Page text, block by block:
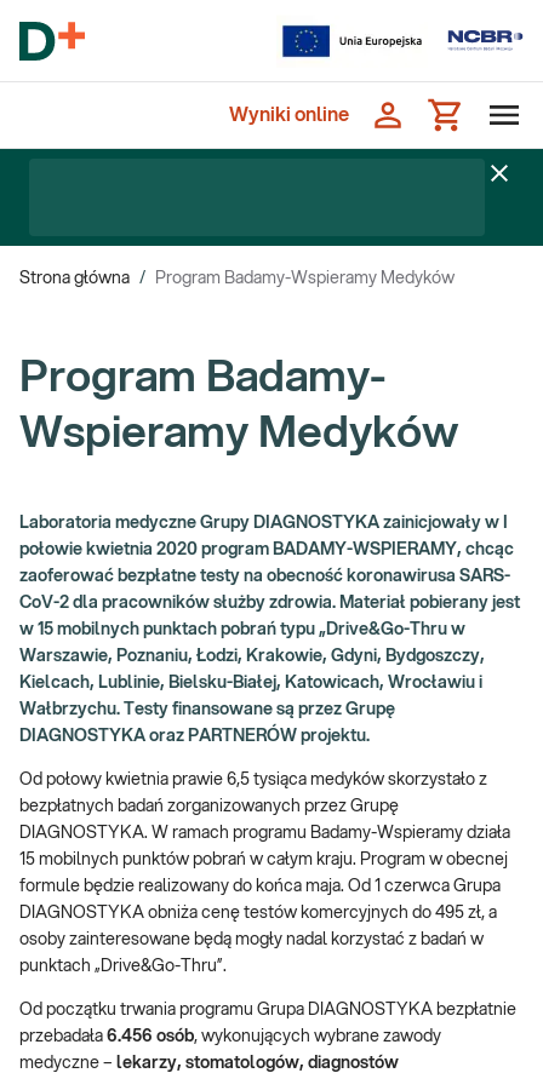
Wyniki online
Strona główna / Program Badamy-Wspieramy Medyków
Program Badamy-
Wspieramy Medyków
Laboratoria medyczne Grupy DIAGNOSTYKA zainicjowały w I
połowie kwietnia 2020 program BADAMY-WSPIERAMY, chcąc
zaoferować bezpłatne testy na obecność koronawirusa SARS-
CoV-2 dla pracowników służby zdrowia. Materiał pobierany jest
w 15 mobilnych punktach pobrań typu „Drive&Go-Thru w
Warszawie, Poznaniu, Łodzi, Krakowie, Gdyni, Bydgoszczy,
Kielcach, Lublinie, Bielsku-Białej, Katowicach, Wrocławiu i
Wałbrzychu. Testy finansowane są przez Grupę
DIAGNOSTYKA oraz PARTNERÓW projektu.
Od połowy kwietnia prawie 6,5 tysiąca medyków skorzystało z
bezpłatnych badań zorganizowanych przez Grupę
DIAGNOSTYKA. W ramach programu Badamy-Wspieramy działa
15 mobilnych punktów pobrań w całym kraju. Program w obecnej
formule będzie realizowany do końca maja. Od 1 czerwca Grupa
DIAGNOSTYKA obniża cenę testów komercyjnych do 495 zł, a
osoby zainteresowane będą mogły nadal korzystać z badań w
punktach „Drive&Go-Thru”.
Od początku trwania programu Grupa DIAGNOSTYKA bezpłatnie
przebadała 6.456 osób, wykonujących wybrane zawody
medyczne – lekarzy, stomatologów, diagnostów